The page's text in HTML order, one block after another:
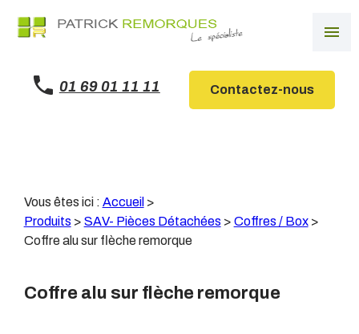
menu
01 69 01 11 11 Contactez-nous
Vous êtes ici : Accueil >
Produits > SAV- Pièces Détachées > Coffres / Box>
Coffre alu sur flèche remorque
Coffre alu sur flèche remorque